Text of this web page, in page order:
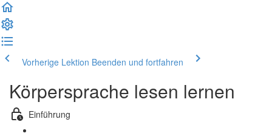
Vorherige Lektion Beenden und fortfahren
Körpersprache lesen lernen
Einführung